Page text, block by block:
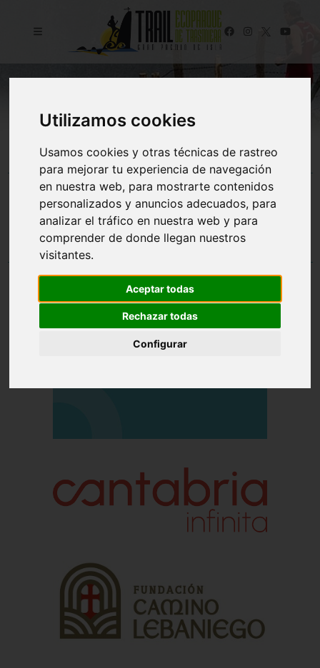
Utilizamos cookies
Usamos cookies y otras técnicas de rastreo
para mejorar tu experiencia de navegación
en nuestra web, para mostrarte contenidos
personalizados y anuncios adecuados, para
analizar el tráfico en nuestra web y para
comprender de donde llegan nuestros
visitantes.
Aceptar todas
Rechazar todas
Configurar
TIENDA
PATROCINADORES PRINCIPALES